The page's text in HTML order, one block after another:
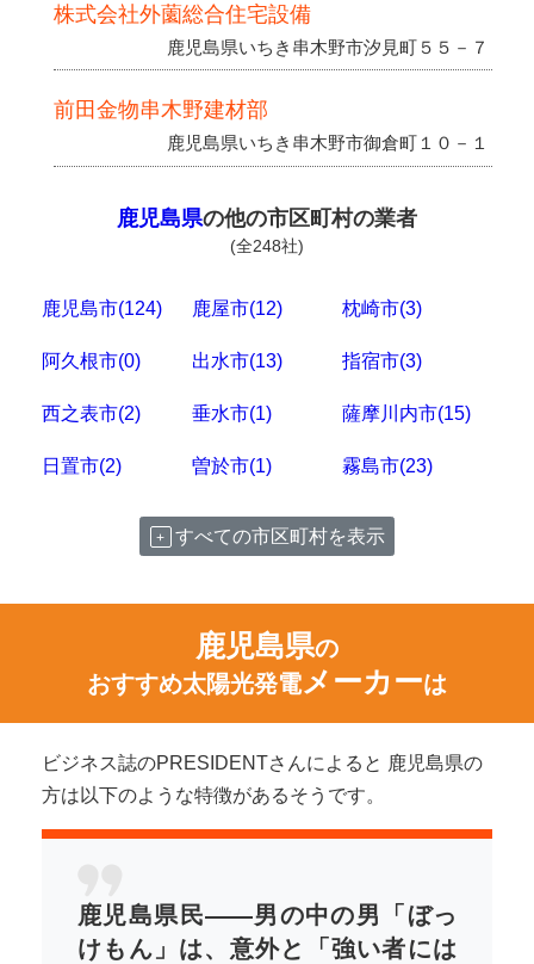
株式会社外薗総合住宅設備
鹿児島県いちき串木野市汐見町５５－７
前田金物串木野建材部
鹿児島県いちき串木野市御倉町１０－１
鹿児島県の他の市区町村の業者
(全248社)
鹿児島市(124) 鹿屋市(12) 枕崎市(3)
阿久根市(0) 出水市(13) 指宿市(3)
西之表市(2) 垂水市(1) 薩摩川内市(15)
日置市(2) 曽於市(1) 霧島市(23)
すべての市区町村を表示
鹿児島県の
おすすめ太陽光発電メーカーは
ビジネス誌のPRESIDENTさんによると 鹿児島県の
方は以下のような特徴があるそうです。
鹿児島県民――男の中の男「ぼっ
けもん」は、意外と「強い者には